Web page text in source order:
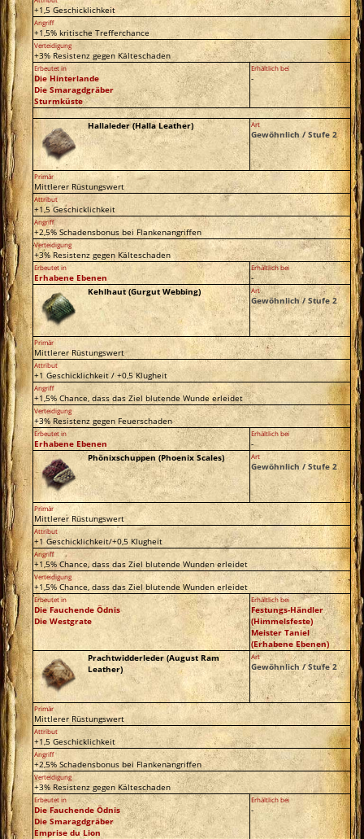
+1,5 Geschicklichkeit
Angriff
+1,5% kritische Trefferchance
Verteidigung
+3% Resistenz gegen Kälteschaden
Erbeutet in
Die Hinterlande
Die Smaragdgräber
Sturmküste
Erhältlich bei
-
Hallaleder (Halla Leather) Art
Gewöhnlich / Stufe 2
Primär
Mittlerer Rüstungswert
Attribut
+1,5 Geschicklichkeit
Angriff
+2,5% Schadensbonus bei Flankenangriffen
Verteidigung
+3% Resistenz gegen Kälteschaden
Erbeutet in
Erhabene Ebenen
Erhältlich bei
-
Kehlhaut (Gurgut Webbing)
Art
Gewöhnlich / Stufe 2
Primär
Mittlerer Rüstungswert
Attribut
+1 Geschicklichkeit / +0,5 Klugheit
Angriff
+1,5% Chance, dass das Ziel blutende Wunde erleidet
Verteidigung
+3% Resistenz gegen Feuerschaden
Erbeutet in
Erhabene Ebenen
Erhältlich bei
-
Phönixschuppen (Phoenix Scales)
Art
Gewöhnlich / Stufe 2
Primär
Mittlerer Rüstungswert
Attribut
+1 Geschicklichkeit/+0,5 Klugheit
Angriff
+1,5% Chance, dass das Ziel blutende Wunden erleidet
Verteidigung
+1,5% Chance, dass das Ziel blutende Wunden erleidet
Erbeutet in
Die Fauchende Ödnis
Die Westgrate
Erhältlich bei
Festungs-Händler
(Himmelsfeste)
Meister Taniel
(Erhabene Ebenen)
Prachtwidderleder (August Ram
Leather)
Art
Gewöhnlich / Stufe 2
Primär
Mittlerer Rüstungswert
Attribut
+1,5 Geschicklichkeit
Angriff
+2,5% Schadensbonus bei Flankenangriffen
Verteidigung
+3% Resistenz gegen Kälteschaden
Erbeutet in
Die Fauchende Ödnis
Die Smaragdgräber
Emprise du Lion
Erhältlich bei
-